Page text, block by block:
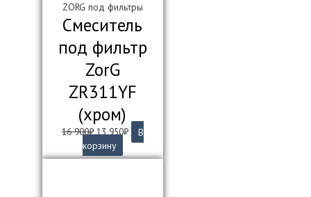
ZORG под фильтры
Смеситель
под фильтр
ZorG
ZR311YF
(хром)
16 900₽ Первоначальная
цена
составляла
13 950₽Текущая
цена:
13
В
корзину